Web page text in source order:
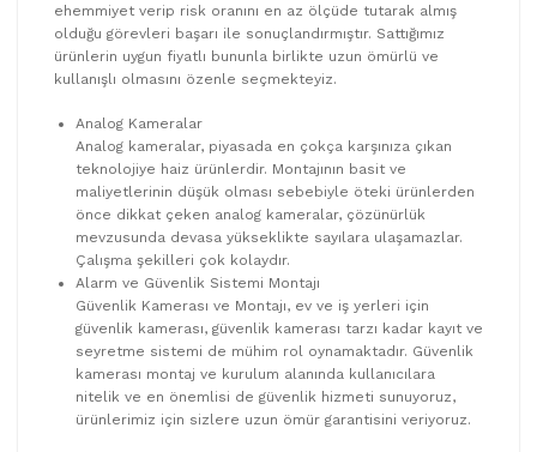
ehemmiyet verip risk oranını en az ölçüde tutarak almış
olduğu görevleri başarı ile sonuçlandırmıştır. Sattığımız
ürünlerin uygun fiyatlı bununla birlikte uzun ömürlü ve
kullanışlı olmasını özenle seçmekteyiz.
Analog Kameralar
Analog kameralar, piyasada en çokça karşınıza çıkan
teknolojiye haiz ürünlerdir. Montajının basit ve
maliyetlerinin düşük olması sebebiyle öteki ürünlerden
önce dikkat çeken analog kameralar, çözünürlük
mevzusunda devasa yükseklikte sayılara ulaşamazlar.
Çalışma şekilleri çok kolaydır.
Alarm ve Güvenlik Sistemi Montajı
Güvenlik Kamerası ve Montajı, ev ve iş yerleri için
güvenlik kamerası, güvenlik kamerası tarzı kadar kayıt ve
seyretme sistemi de mühim rol oynamaktadır. Güvenlik
kamerası montaj ve kurulum alanında kullanıcılara
nitelik ve en önemlisi de güvenlik hizmeti sunuyoruz,
ürünlerimiz için sizlere uzun ömür garantisini veriyoruz.